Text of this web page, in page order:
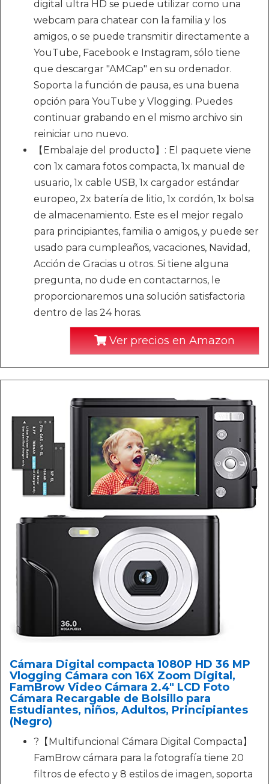
digital ultra HD se puede utilizar como una
webcam para chatear con la familia y los
amigos, o se puede transmitir directamente a
YouTube, Facebook e Instagram, sólo tiene
que descargar "AMCap" en su ordenador.
Soporta la función de pausa, es una buena
opción para YouTube y Vlogging. Puedes
continuar grabando en el mismo archivo sin
reiniciar uno nuevo.
【Embalaje del producto】: El paquete viene
con 1x camara fotos compacta, 1x manual de
usuario, 1x cable USB, 1x cargador estándar
europeo, 2x batería de litio, 1x cordón, 1x bolsa
de almacenamiento. Este es el mejor regalo
para principiantes, familia o amigos, y puede ser
usado para cumpleaños, vacaciones, Navidad,
Acción de Gracias u otros. Si tiene alguna
pregunta, no dude en contactarnos, le
proporcionaremos una solución satisfactoria
dentro de las 24 horas.
Ver precios en Amazon
Cámara Digital compacta 1080P HD 36 MP
Vlogging Cámara con 16X Zoom Digital,
FamBrow Video Cámara 2.4" LCD Foto
Cámara Recargable de Bolsillo para
Estudiantes, niños, Adultos, Principiantes
(Negro)
?【Multifuncional Cámara Digital Compacta】
FamBrow cámara para la fotografía tiene 20
filtros de efecto y 8 estilos de imagen, soporta